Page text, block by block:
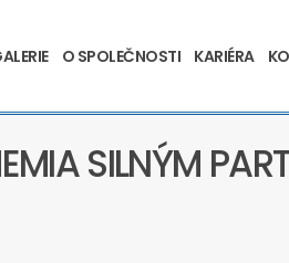
O SPOLEČNOSTI KARIÉRA
SILNÝM